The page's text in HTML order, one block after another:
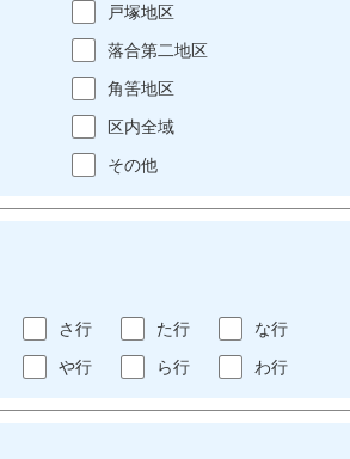
戸塚地区
落合第二地区
角筈地区
区内全域
その他
さ行 た行
な行
や行 ら行 わ行